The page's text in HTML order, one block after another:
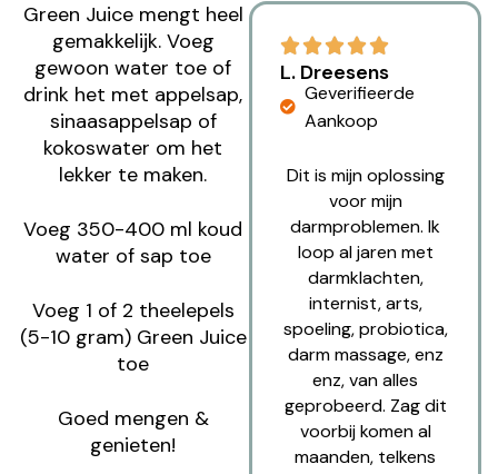
Green Juice mengt heel
gemakkelijk. Voeg
gewoon water toe of
drink het met appelsap,
sinaasappelsap of
kokoswater om het
lekker te maken.
Voeg 350-400 ml koud
water of sap toe
Voeg 1 of 2 theelepels
(5-10 gram) Green Juice
toe
Goed mengen &
genieten!
L. Dreesens
Geverifieerde
Aankoop
Dit is mijn oplossing
voor mijn
darmproblemen. Ik
loop al jaren met
darmklachten,
internist, arts,
spoeling, probiotica,
darm massage, enz
enz, van alles
geprobeerd. Zag dit
voorbij komen al
maanden, telkens